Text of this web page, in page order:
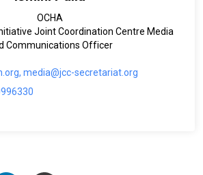
OCHA
Joint Coordination Centre Media
Communications Officer
media@jcc-secretariat.org